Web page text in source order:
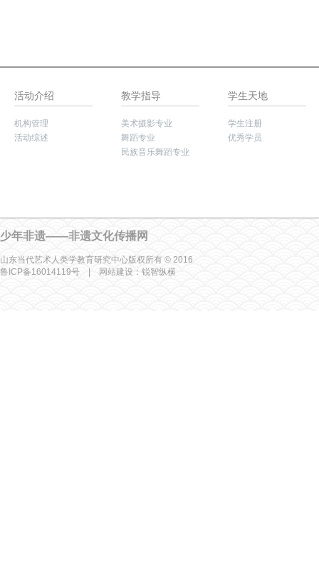
活动介绍
机构管理
活动综述
教学指导
美术摄影专业
舞蹈专业
民族音乐舞蹈专业
学生天地
学生注册
优秀学员
少年非遗——非遗文化传播网
山东当代艺术人类学教育研究中心版权所有 © 2016
鲁ICP备16014119号 | 网站建设： 锐智纵横